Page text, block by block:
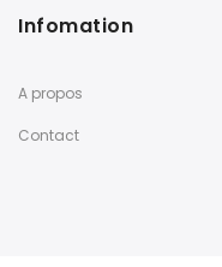
Infomation
A propos
Contact